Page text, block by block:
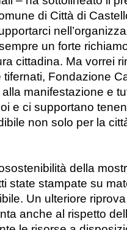
di Città di
un forte
cittadina. Ma vorrei
Fondazione
manifestazione e
e ci supportano
non solo per la
della
state stampate su
Un ulteriore
anche al rispetto